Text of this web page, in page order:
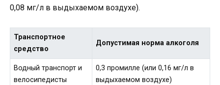
0,08 мг/л в выдыхаемом воздухе).
Транспортное
средство
Допустимая норма алкоголя
Водный транспорт и
велосипедисты
0,3 промилле (или 0,16 мг/л в
выдыхаемом воздухе)